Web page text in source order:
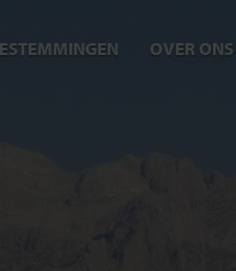
OVER ONS